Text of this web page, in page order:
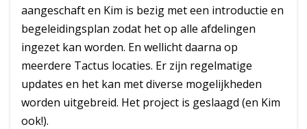
aangeschaft en Kim is bezig met een introductie en
begeleidingsplan zodat het op alle afdelingen
ingezet kan worden. En wellicht daarna op
meerdere Tactus locaties. Er zijn regelmatige
updates en het kan met diverse mogelijkheden
worden uitgebreid. Het project is geslaagd (en Kim
ook!).